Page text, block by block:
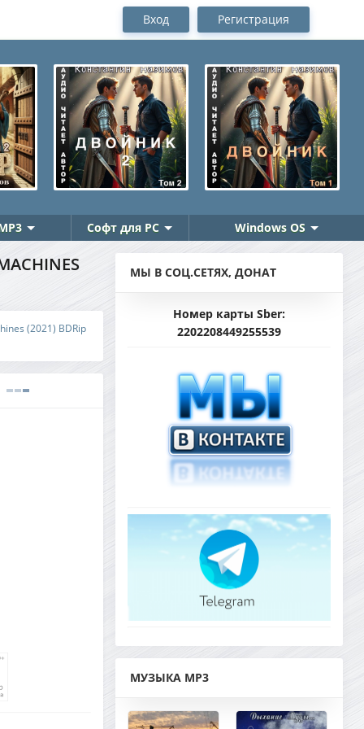
Вход Регистрация
Софт для PC Windows OS
(2021) BDRip
МЫ В СОЦ.СЕТЯХ, ДОНАТ
Номер карты Sber:
2202208449255539
МУЗЫКА MP3